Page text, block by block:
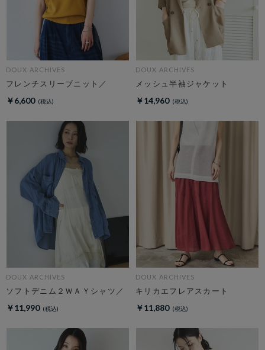
DOUX ARCHIVES
フレンチスリーブニット／
￥6,600
DOUX ARCHIVES
メッシュ半袖ジャケット
￥14,960
DOUX ARCHIVES
ソフトデニム２ＷＡＹシャツ／
￥11,990
DOUX ARCHIVES
キリカエフレアスカート
￥11,880